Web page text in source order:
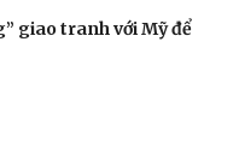
sở
sẽ thăm cấp Nhà